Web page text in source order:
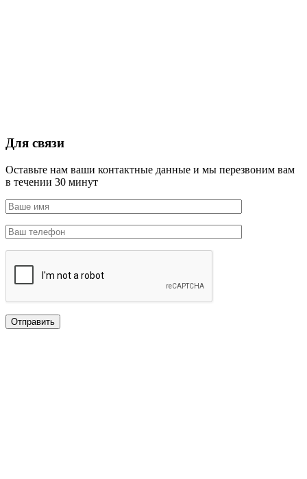
Для связи
Оставьте нам ваши контактные данные и мы перезвоним вам
в течении 30 минут